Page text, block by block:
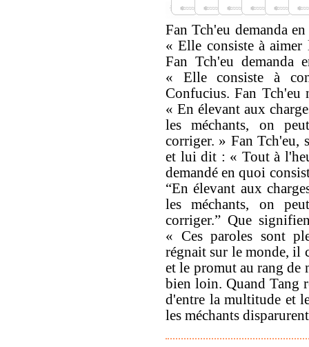
Fan Tch'eu demanda
« Elle consiste à
Fan Tch'eu demanda
« Elle consiste à
Confucius. Fan Tch'eu
« En élevant aux
les méchants, on
corriger. » Fan Tch'eu,
et lui dit : « Tout à
demandé en quoi
“En élevant aux
les méchants, on
corriger.” Que
« Ces paroles sont
régnait sur le monde, il
et le promut au rang de
bien loin. Quand Tang
d'entre la multitude et
les méchants